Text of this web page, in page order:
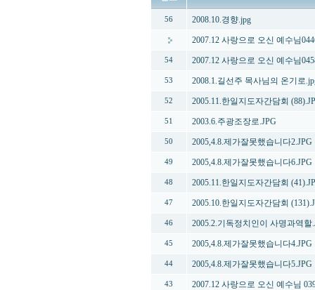
56 2008.10.경향.jpg
2007.12 사랑으로 오신 예수님
54 2007.12 사랑으로 오신 예수님
53 2008.1.길선주 목사님의 온기로
52 2005.11.한일지도자간담회
51 2003.6.주광조장로.JPG
50 2005,4.8.제가잘못했습니다2.JPG
49 2005,4.8.제가잘못했습니다6.JPG
48 2005.11.한일지도자간담회
47 2005.10.한일지도자간담회
46 2005.2.기독정치인이 사명과역할
45 2005,4.8.제가잘못했습니다4.JPG
44 2005,4.8.제가잘못했습니다5.JPG
43 2007.12 사랑으로 오신 예수님